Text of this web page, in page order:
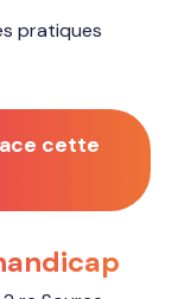
pratiques
cette